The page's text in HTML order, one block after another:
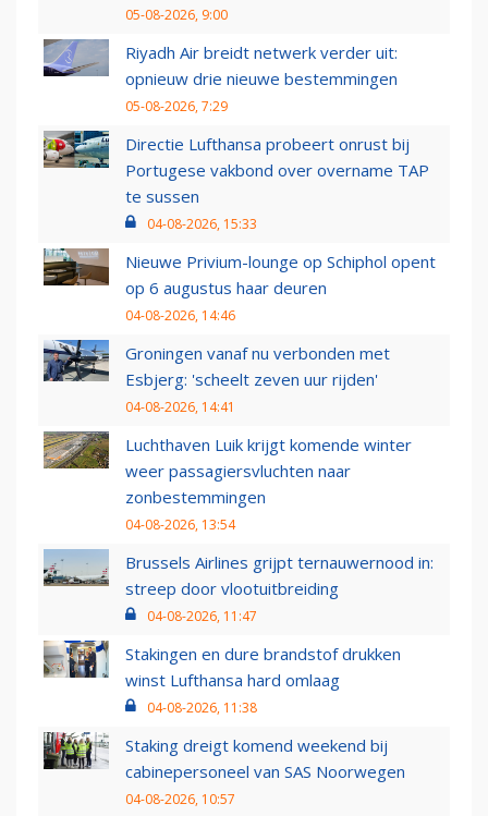
05-08-2026, 9:00
Riyadh Air breidt netwerk verder uit:
opnieuw drie nieuwe bestemmingen
05-08-2026, 7:29
Directie Lufthansa probeert onrust bij
Portugese vakbond over overname TAP
te sussen
04-08-2026, 15:33
Nieuwe Privium-lounge op Schiphol opent
op 6 augustus haar deuren
04-08-2026, 14:46
Groningen vanaf nu verbonden met
Esbjerg: 'scheelt zeven uur rijden'
04-08-2026, 14:41
Luchthaven Luik krijgt komende winter
weer passagiersvluchten naar
zonbestemmingen
04-08-2026, 13:54
Brussels Airlines grijpt ternauwernood in:
streep door vlootuitbreiding
04-08-2026, 11:47
Stakingen en dure brandstof drukken
winst Lufthansa hard omlaag
04-08-2026, 11:38
Staking dreigt komend weekend bij
cabinepersoneel van SAS Noorwegen
04-08-2026, 10:57